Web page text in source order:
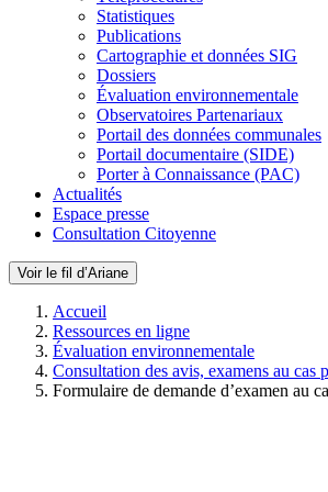
Statistiques
Publications
Cartographie et données SIG
Dossiers
Évaluation environnementale
Observatoires Partenariaux
Portail des données communales
Portail documentaire (SIDE)
Porter à Connaissance (PAC)
Actualités
Espace presse
Consultation Citoyenne
Voir le fil d’Ariane
Accueil
Ressources en ligne
Évaluation environnementale
Consultation des avis, examens au cas
Formulaire de demande d’examen au